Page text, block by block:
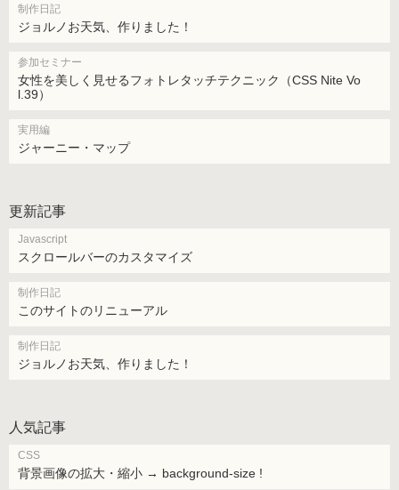
制作日記
ジョルノお天気、作りました！
参加セミナー
女性を美しく見せるフォトレタッチテクニック（CSS Nite Vo
l.39）
実用編
ジャーニー・マップ
更新記事
Javascript
スクロールバーのカスタマイズ
制作日記
このサイトのリニューアル
制作日記
ジョルノお天気、作りました！
人気記事
CSS
背景画像の拡大・縮小 → background-size !